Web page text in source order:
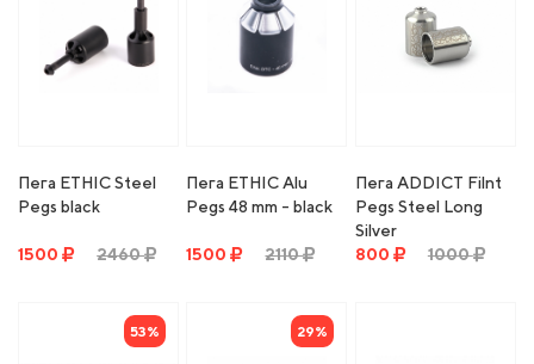
Пега ETHIC Steel
Pegs black
1500 2460
Пега ETHIC Alu
Pegs 48 mm - black
1500 2110
Пега ADDICT Filnt
Pegs Steel Long
Silver
800
1000
53% 29%